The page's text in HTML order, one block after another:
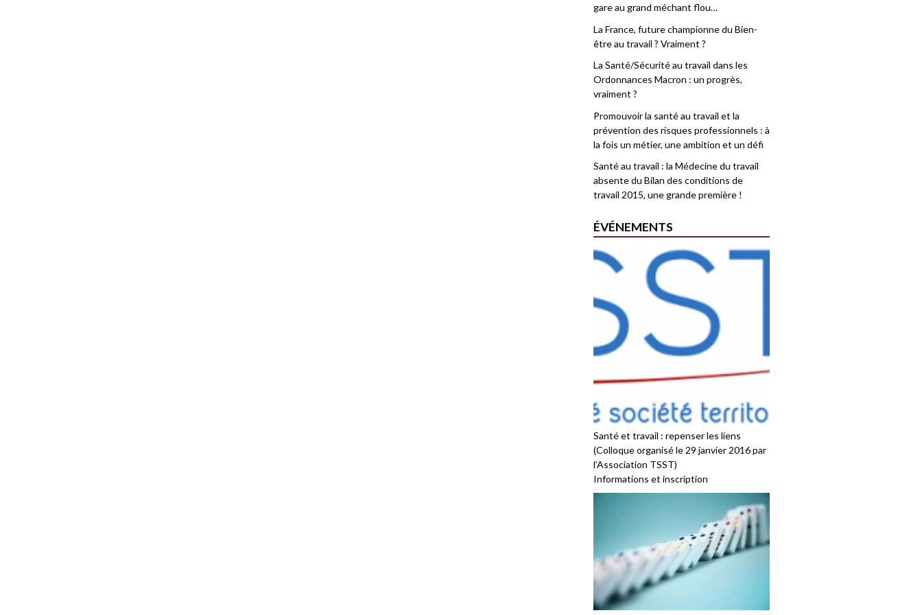
gare au grand méchant flou…
La France, future championne du Bien-
être au travail ? Vraiment ?
La Santé/Sécurité au travail dans les
Ordonnances Macron : un progrès,
vraiment ?
Promouvoir la santé au travail et la
prévention des risques professionnels : à
la fois un métier, une ambition et un défi
Santé au travail : la Médecine du travail
absente du Bilan des conditions de
travail 2015, une grande première !
ÉVÉNEMENTS
Santé et travail : repenser les liens
(Colloque organisé le 29 janvier 2016 par
l’Association TSST)
Informations et inscription